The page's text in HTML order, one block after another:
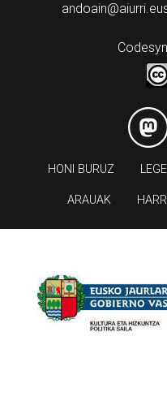
HONI BURUZ
ARAUAK